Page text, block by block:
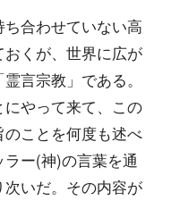
合わせていない高
くが、世界に広が
言宗教」である。
やって来て、この
ことを何度も述べ
ー(神)の言葉を通
いだ。その内容が